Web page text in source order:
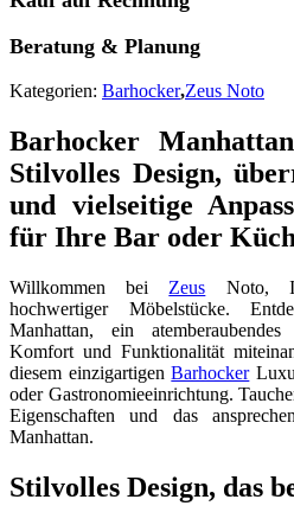
Beratung & Planung
Kategorien: Barhocker,Zeus Noto
Barhocker
Stilvolles Design,
und vielseitige
für Ihre Bar oder
Willkommen bei Zeus Noto,
hochwertiger Möbelstücke.
Manhattan, ein
Komfort und Funktionalität
diesem einzigartigenBarhocker
oder Gastronomieeinrichtung.
Eigenschaften und das
Manhattan.
Stilvolles Design, das